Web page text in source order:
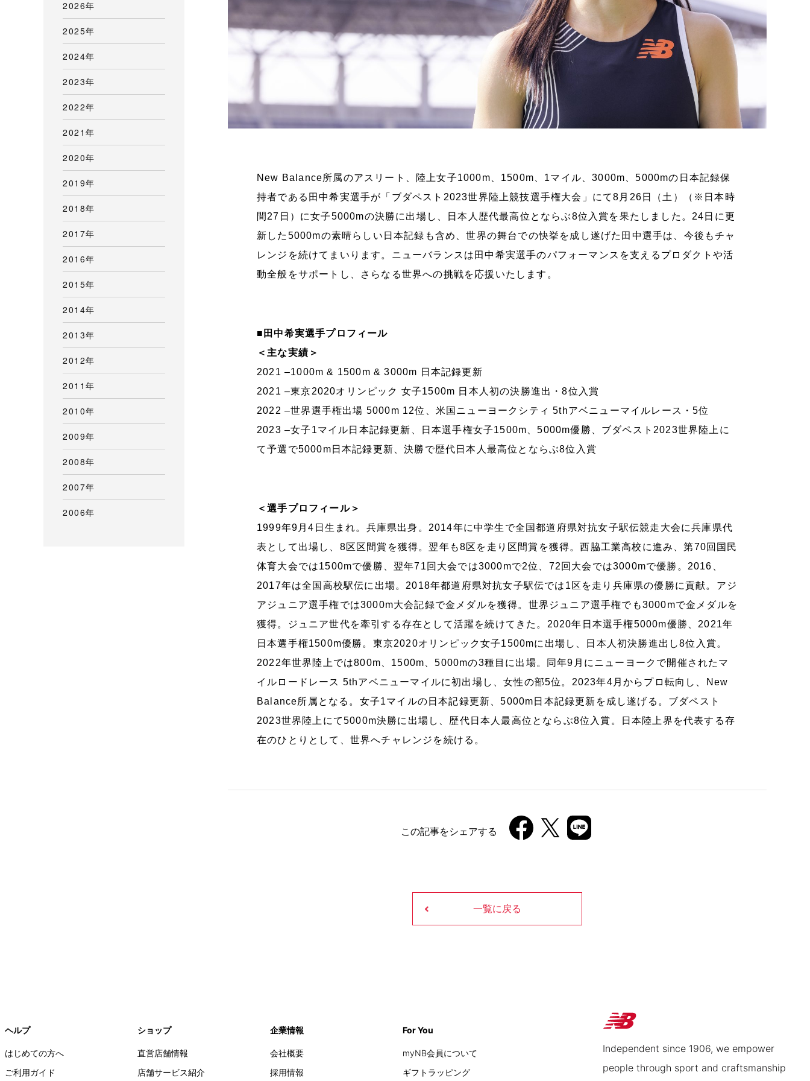
New Balance所属のアスリート、陸上女子1000m、1500m、1マイル、3000m、5000mの日本記録保
持者である田中希実選手が「ブダペスト2023世界陸上競技選手権大会」にて8月26日（土）（※日本時
間27日）に女子5000mの決勝に出場し、日本人歴代最高位とならぶ8位入賞を果たしました。24日に更
新した5000mの素晴らしい日本記録も含め、世界の舞台での快挙を成し遂げた田中選手は、今後もチャ
レンジを続けてまいります。ニューバランスは田中希実選手のパフォーマンスを支えるプロダクトや活
動全般をサポートし、さらなる世界への挑戦を応援いたします。
■田中希実選手プロフィール
＜主な実績＞
2021 –1000m & 1500m & 3000m 日本記録更新
2021 –東京2020オリンピック 女子1500m 日本人初の決勝進出・8位入賞
2022 –世界選手権出場 5000m 12位、米国ニューヨークシティ 5thアベニューマイルレース・5位
2023 –女子1マイル日本記録更新、日本選手権女子1500m、5000m優勝、ブダペスト2023世界陸上に
て予選で5000m日本記録更新、決勝で歴代日本人最高位とならぶ8位入賞
＜選手プロフィール＞
1999年9月4日生まれ。兵庫県出身。2014年に中学生で全国都道府県対抗女子駅伝競走大会に兵庫県代
表として出場し、8区区間賞を獲得。翌年も8区を走り区間賞を獲得。西脇工業高校に進み、第70回国民
体育大会では1500mで優勝、翌年71回大会では3000mで2位、72回大会では3000mで優勝。2016、
2017年は全国高校駅伝に出場。2018年都道府県対抗女子駅伝では1区を走り兵庫県の優勝に貢献。アジ
アジュニア選手権では3000m大会記録で金メダルを獲得。世界ジュニア選手権でも3000mで金メダルを
獲得。ジュニア世代を牽引する存在として活躍を続けてきた。2020年日本選手権5000m優勝、2021年
日本選手権1500m優勝。東京2020オリンピック女子1500mに出場し、日本人初決勝進出し8位入賞。
2022年世界陸上では800m、1500m、5000mの3種目に出場。同年9月にニューヨークで開催されたマ
イルロードレース 5thアベニューマイルに初出場し、女性の部5位。2023年4月からプロ転向し、New
Balance所属となる。女子1マイルの日本記録更新、5000m日本記録更新を成し遂げる。ブダペスト
2023世界陸上にて5000m決勝に出場し、歴代日本人最高位とならぶ8位入賞。日本陸上界を代表する存
在のひとりとして、世界へチャレンジを続ける。
この記事をシェアする
一覧に戻る
2026年
2025年
2024年
2023年
2022年
2021年
2020年
2019年
2018年
2017年
2016年
2015年
2014年
2013年
2012年
2011年
2010年
2009年
2008年
2007年
2006年
ヘルプ
はじめての方へ
ご利用ガイド
ショップ
直営店舗情報
店舗サービス紹介
企業情報
会社概要
採用情報
For You
myNB会員について
ギフトラッピング
Independent since 1906, we empower
people through sport and craftsmanship